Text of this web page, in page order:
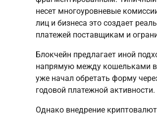
несет многоуровневые
лиц и бизнеса это создает
платежей поставщикам и
Блокчейн предлагает иной
напрямую между кошельками в
уже начал обретать форму
годовой платежной активности.
Однако внедрение